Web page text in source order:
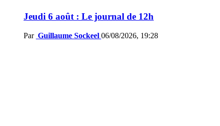
Jeudi 6 août : Le journal de 12h
Par Guillaume Sockeel 06/08/2026, 19:28